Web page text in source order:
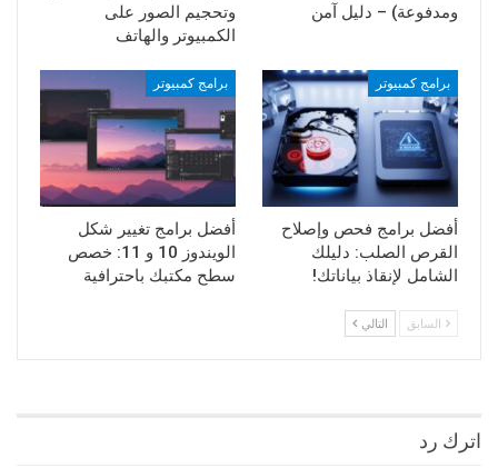
ومدفوعة) – دليل آمن
وتحجيم الصور على
الكمبيوتر والهاتف
برامج كمبيوتر
أفضل برامج فحص وإصلاح
القرص الصلب: دليلك
الشامل لإنقاذ بياناتك!
برامج كمبيوتر
أفضل برامج تغيير شكل
الويندوز 10 و 11: خصص
سطح مكتبك باحترافية
السابق التالي
اترك رد